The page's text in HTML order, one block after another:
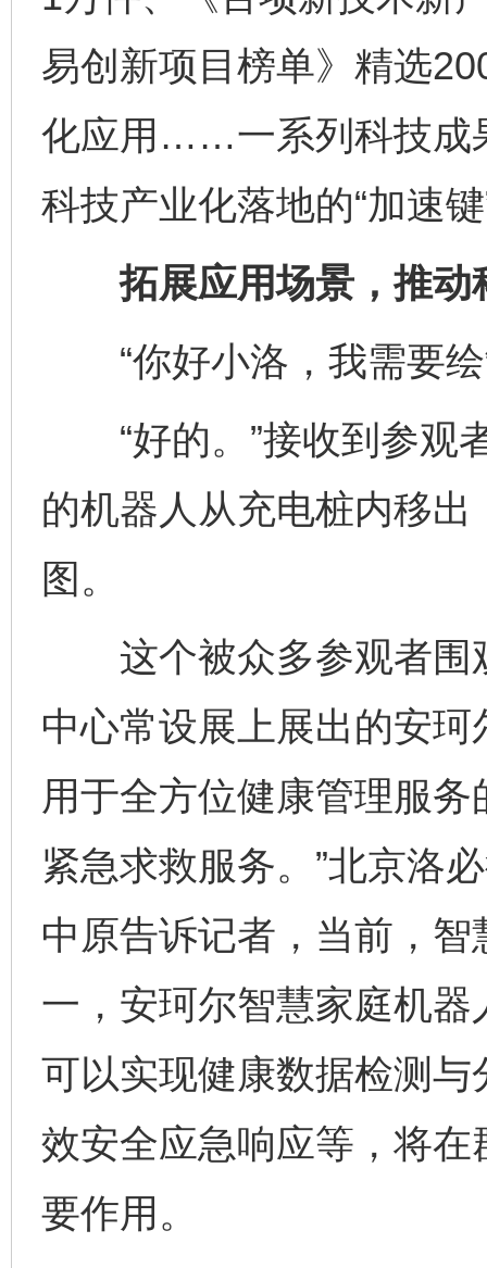
易创新项目榜单》精选
化应用……一系列科技成
科技产业化落地的“加速
拓展应用场景，推动
“你好小洛，我需要绘
“好的。”接收到参观
的机器人从充电桩内移
图。
这个被众多参观者围
中心常设展上展出的安
用于全方位健康管理服
紧急求救服务。”北京洛
中原告诉记者，当前，
一，安珂尔智慧家庭机
可以实现健康数据检测
效安全应急响应等，将
要作用。